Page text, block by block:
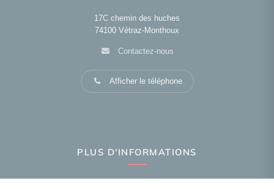
17C chemin des huches
74100 Vétraz-Monthoux
Contactez-nous
Afficher le téléphone
PLUS D'INFORMATIONS